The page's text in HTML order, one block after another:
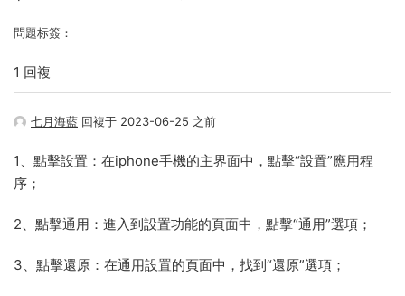
問題标簽：
1 回複
七月海藍 回複于 2023-06-25 之前
1、點擊設置：在iphone手機的主界面中，點擊“設置”應用程
序；
2、點擊通用：進入到設置功能的頁面中，點擊“通用”選項；
3、點擊還原：在通用設置的頁面中，找到“還原”選項；